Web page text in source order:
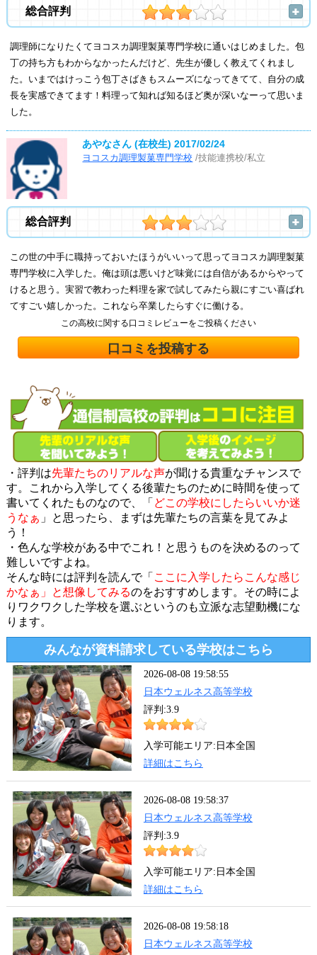
総合評判
調理師になりたくてヨコスカ調理製菓専門学校に通いはじめました。包
丁の持ち方もわからなかったんだけど、先生が優しく教えてくれまし
た。いまではけっこう包丁さばきもスムーズになってきてて、自分の成
長を実感できてます！料理って知れば知るほど奥が深いなーって思いま
した。
あやなさん (在校生)2017/02/24
ヨコスカ調理製菓専門学校 /技能連携校/私立
総合評判
この世の中手に職持っておいたほうがいいって思ってヨコスカ調理製菓
専門学校に入学した。俺は頭は悪いけど味覚には自信があるからやって
けると思う。実習で教わった料理を家で試してみたら親にすごい喜ばれ
てすごい嬉しかった。これなら卒業したらすぐに働ける。
この高校に関する口コミレビューをご投稿ください
口コミを投稿する
・評判は先輩たちのリアルな声が聞ける貴重なチャンスで
す。これから入学してくる後輩たちのために時間を使って
書いてくれたものなので、「 どこの学校にしたらいいか迷
うなぁ 」と思ったら、まずは先輩たちの言葉を見てみよ
う！
・色んな学校がある中でこれ！と思うものを決めるのって
難しいですよね。
そんな時には評判を読んで「 ここに入学したらこんな感じ
かなぁ」と想像してみるのをおすすめします。その時によ
りワクワクした学校を選ぶというのも立派な志望動機にな
ります。
みんなが資料請求している学校はこちら